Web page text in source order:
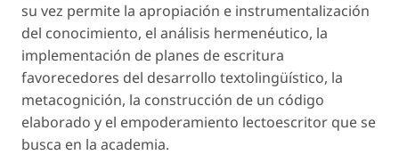
su vez permite la apropiación e instrumentalización
del conocimiento, el análisis hermenéutico, la
implementación de planes de escritura
favorecedores del desarrollo textolingüístico, la
metacognición, la construcción de un código
elaborado y el empoderamiento lectoescritor que se
busca en la academia.